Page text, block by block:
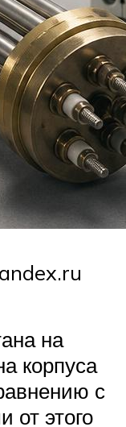
на
корпуса
с
от этого